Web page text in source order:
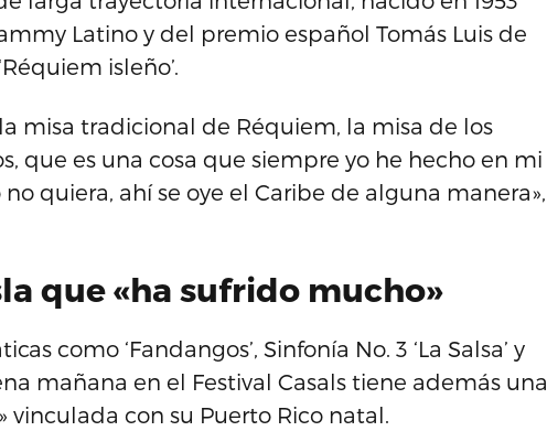
Latino y del premio español Tomás Luis de
isleño’.
misa tradicional de Réquiem, la misa de los
que es una cosa que siempre yo he hecho en mi
quiera, ahí se oye el Caribe de alguna manera»,
que «ha sufrido mucho»
como ‘Fandangos’, Sinfonía No. 3 ‘La Salsa’ y
mañana en el Festival Casals tiene además una
con su Puerto Rico natal.